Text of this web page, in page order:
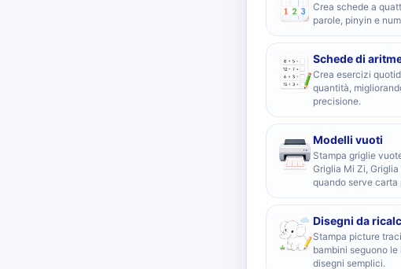
Crea schede a
parole, pinyin e
Schede di
Crea esercizi
quantità,
precisione.
Modelli vuoti
Stampa griglie
Griglia Mi Zi,
quando serve carta
Disegni da
Stampa picture
bambini seguono
disegni semplici.